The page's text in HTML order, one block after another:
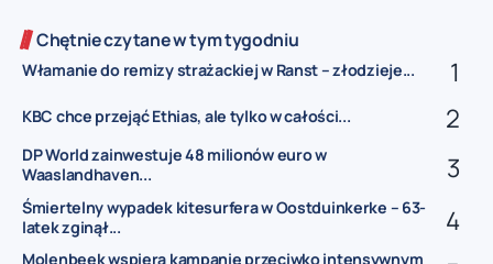
Chętnie czytane w tym tygodniu
Włamanie do remizy strażackiej w Ranst – złodzieje...
KBC chce przejąć Ethias, ale tylko w całości...
DP World zainwestuje 48 milionów euro w
Waaslandhaven...
Śmiertelny wypadek kitesurfera w Oostduinkerke – 63-
latek zginął...
Molenbeek wspiera kampanię przeciwko intensywnym